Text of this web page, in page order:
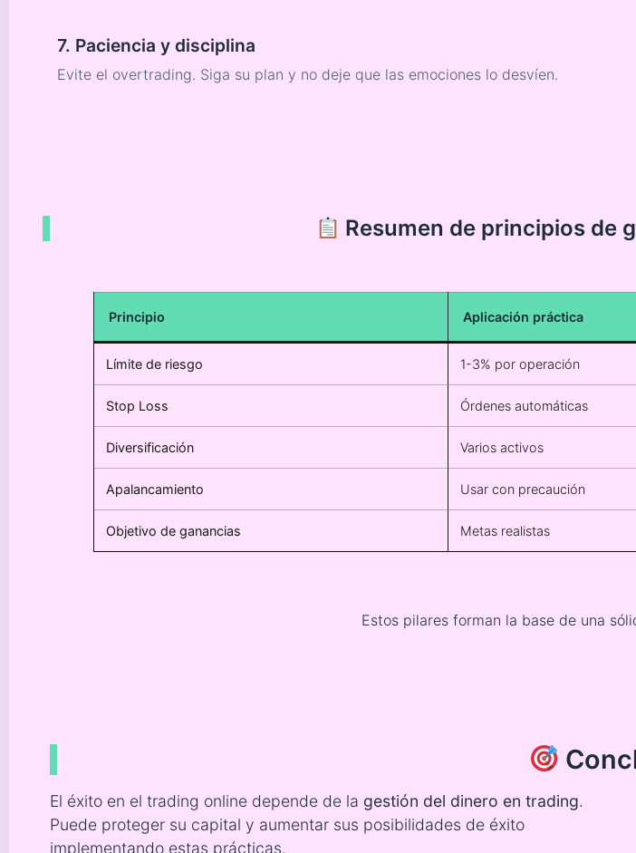
7. Paciencia y disciplina
Evite el overtrading. Siga su plan y no deje que las emociones lo desvíen.
Resumen de principios de
Principio Aplicación práctica
Límite de riesgo 1-3% por operación
Stop Loss Órdenes automáticas
Diversificación Varios activos
Apalancamiento Usar con precaución
Objetivo de ganancias Metas realistas
Estos pilares forman la base de una
El éxito en el trading online depende de la gestión del dinero en trading.
Puede proteger su capital y aumentar sus posibilidades de éxito
implementando estas prácticas.